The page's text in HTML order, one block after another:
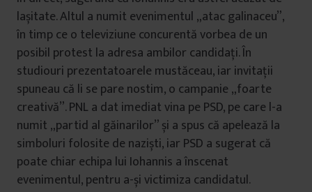
lașitate. Altul a numit evenimentul „atac galinaceu”,
în timp ce o televiziune concurentă vorbea de un
posibil protest la adresa ambilor candidați. În
studiouri prezentatoarele mustăceau, iar invitații
spuneau că li se pare nostim, o campanie „foarte
creativă”. PNL a dat imediat vina pe PSD, pe care l-a
numit „partid al găinarilor” și a spus că apelează la
simboluri folosite de naziști, iar PSD a sugerat că
poate chiar echipa lui Iohannis a înscenat
evenimentul, pentru a-și victimiza candidatul.